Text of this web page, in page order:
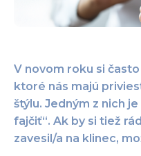
V novom roku si
ktoré nás majú
štýlu. Jedným z nich
fajčiť“. Ak by si tiež
zavesil/a na klinec,